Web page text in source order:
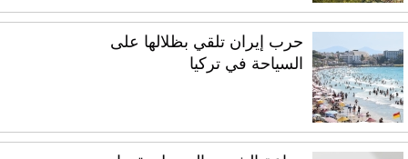
حرب إيران تلقي بظلالها على
السياحة في تركيا